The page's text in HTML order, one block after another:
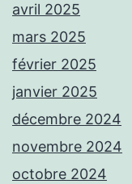
avril 2025
mars 2025
février 2025
janvier 2025
décembre 2024
novembre 2024
octobre 2024